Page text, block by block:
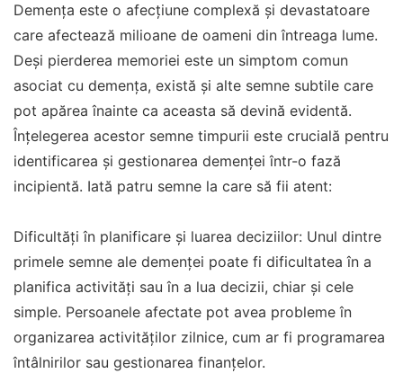
Demența este o afecțiune complexă și devastatoare
care afectează milioane de oameni din întreaga lume.
Deși pierderea memoriei este un simptom comun
asociat cu demența, există și alte semne subtile care
pot apărea înainte ca aceasta să devină evidentă.
Înțelegerea acestor semne timpurii este crucială pentru
identificarea și gestionarea demenței într-o fază
incipientă. Iată patru semne la care să fii atent:
Dificultăți în planificare și luarea deciziilor: Unul dintre
primele semne ale demenței poate fi dificultatea în a
planifica activități sau în a lua decizii, chiar și cele
simple. Persoanele afectate pot avea probleme în
organizarea activităților zilnice, cum ar fi programarea
întâlnirilor sau gestionarea finanțelor.